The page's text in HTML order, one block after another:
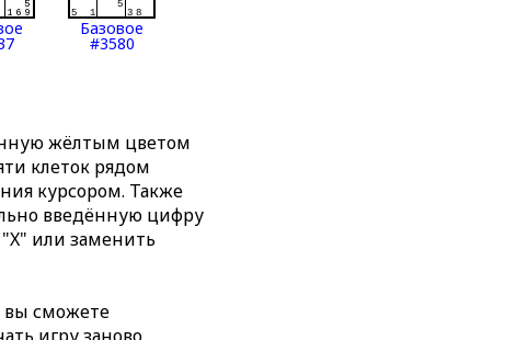
Базовое
#3580
жёлтым цветом
клеток рядом
курсором. Также
введённую цифру
или заменить
вы сможете